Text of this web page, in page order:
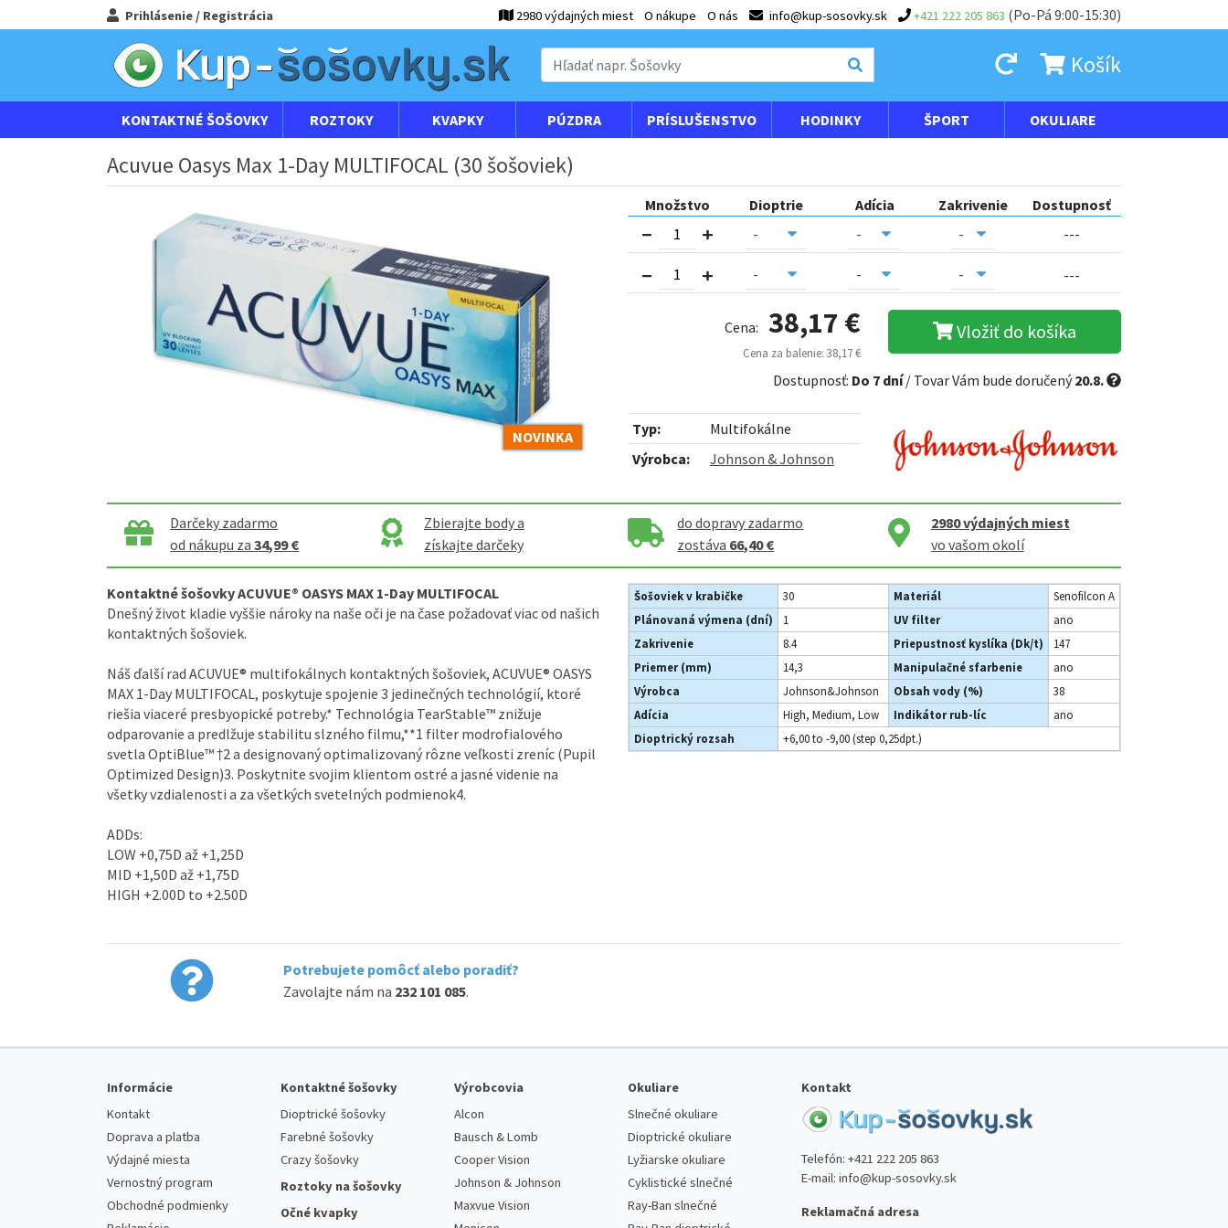
Prihlásenie / Registrácia 2980 výdajných miest O nákupe O nás info@kup-sosovky.sk +421 222 205 863 (Po-Pá 9:00-15:30)
Košík
KONTAKTNÉ ŠOŠOVKY ROZTOKY KVAPKY PÚZDRA PRÍSLUŠENSTVO HODINKY ŠPORT OKULIARE
Acuvue Oasys Max 1-Day MULTIFOCAL (30 šošoviek)
NOVINKA
Množstvo Dioptrie Adícia Zakrivenie
Dostupnosť
---
---
Cena: 38,17 €
Cena za balenie: 38,17 €
Vložiť do košíka
Dostupnosť: Do 7 dní/ Tovar Vám bude doručený20.8.
Typ:
Multifokálne
Výrobca:
Johnson & Johnson
Darčeky zadarmo
od nákupu za34,99 €
Zbierajte body a
získajte darčeky
do dopravy zadarmo
zostáva 66,40 €
2980výdajných miest
vo vašom okolí
Kontaktné šošovky ACUVUE® OASYS MAX 1-Day MULTIFOCAL
Dnešný život kladie vyššie nároky na naše oči je na čase požadovať viac od našich
kontaktných šošoviek.
Náš ďalší rad ACUVUE® multifokálnych kontaktných šošoviek, ACUVUE® OASYS
MAX 1-Day MULTIFOCAL, poskytuje spojenie 3 jedinečných technológií, ktoré
riešia viaceré presbyopické potreby.* Technológia TearStable™ znižuje
odparovanie a predlžuje stabilitu slzného filmu,**1 filter modrofialového
svetla OptiBlue™ †2 a designovaný optimalizovaný rôzne veľkosti zreníc (Pupil
Optimized Design)3. Poskytnite svojim klientom ostré a jasné videnie na
všetky vzdialenosti a za všetkých svetelných podmienok4.
ADDs:
LOW +0,75D až +1,25D
MID +1,50D až +1,75D
HIGH +2.00D to +2.50D
Šošoviek v krabičke 30 Materiál
Senofilcon A
Plánovaná výmena (dní)
1 UV filter
ano
Zakrivenie
8.4 Priepustnosť kyslíka (Dk/t)
147
Priemer (mm)
14,3 Manipulačné sfarbenie
ano
Výrobca
Johnson&Johnson Obsah vody (%)
38
Adícia
High, Medium, Low Indikátor rub-líc
ano
Dioptrický rozsah
+6,00 to -9,00 (step 0,25dpt.)
Potrebujete pomôcť alebo poradiť?
Zavolajte nám na 232 101 085.
Informácie
Kontakt
Doprava a platba
Výdajné miesta
Vernostný program
Obchodné podmienky
Kontaktné šošovky
Dioptrické šošovky
Farebné šošovky
Crazy šošovky
Roztoky na šošovky
Očné kvapky
Výrobcovia
Alcon
Bausch & Lomb
Cooper Vision
Johnson & Johnson
Maxvue Vision
Okuliare
Slnečné okuliare
Dioptrické okuliare
Lyžiarske okuliare
Cyklistické slnečné
Ray-Ban slnečné
Kontakt
Telefón: +421 222 205 863
E-mail: info@kup-sosovky.sk
Reklamačná adresa